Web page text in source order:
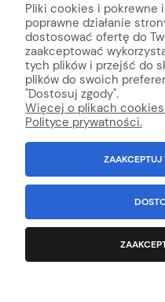
© Internetowy sklep
xlak.pl to godny zaufania
oferujący profesjonalną
Wszystko Dla Lakierni™ -
r. 100% Polska
Pliki cookies i pokrewne
poprawne działanie
dostosować ofertę do
zaakceptować
tych plików i przejść do
plików do swoich
"Dostosuj zgody".
Więcej o plikach
Polityce prywatności.